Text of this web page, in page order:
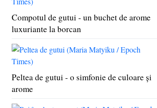
Compotul de gutui - un buchet de arome
luxuriante la borcan
Peltea de gutui - o simfonie de culoare şi
arome